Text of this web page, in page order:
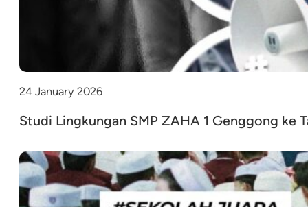
24 January 2026
Studi Lingkungan SMP ZAHA 1 Genggong ke